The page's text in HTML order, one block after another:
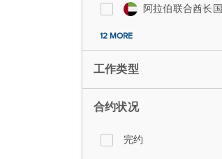
阿拉伯联合酋长国
12 MORE
工作类型
合约状况
完约